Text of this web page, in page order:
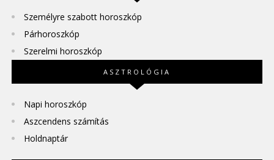
Személyre szabott horoszkóp
Párhoroszkóp
Szerelmi horoszkóp
ASZTROLÓGIA
Napi horoszkóp
Aszcendens számítás
Holdnaptár